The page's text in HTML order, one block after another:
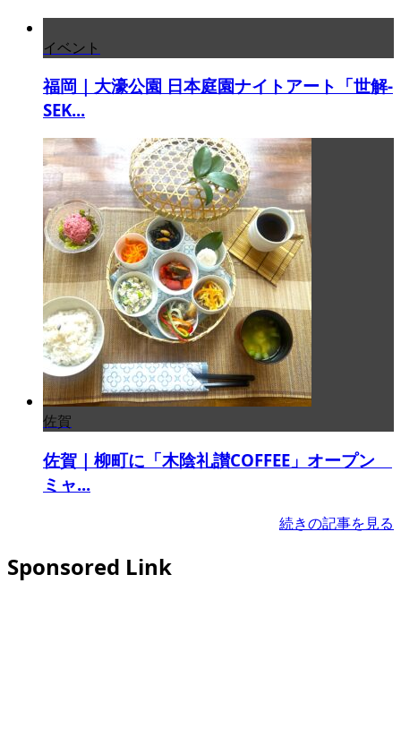
イベント
福岡｜大濠公園 日本庭園ナイトアート「世解-
SEK...
佐賀
佐賀｜柳町に「木陰礼讃COFFEE」オープン
ミャ...
続きの記事を見る
Sponsored Link